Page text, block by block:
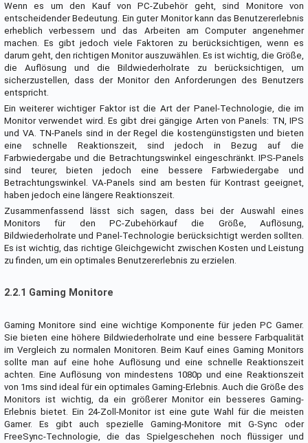
Wenn es um den Kauf von PC-Zubehör geht, sind Monitore von
entscheidender Bedeutung. Ein guter Monitor kann das Benutzererlebnis
erheblich verbessern und das Arbeiten am Computer angenehmer
machen. Es gibt jedoch viele Faktoren zu berücksichtigen, wenn es
darum geht, den richtigen Monitor auszuwählen. Es ist wichtig, die Größe,
die Auflösung und die Bildwiederholrate zu berücksichtigen, um
sicherzustellen, dass der Monitor den Anforderungen des Benutzers
entspricht.
Ein weiterer wichtiger Faktor ist die Art der Panel-Technologie, die im
Monitor verwendet wird. Es gibt drei gängige Arten von Panels: TN, IPS
und VA. TN-Panels sind in der Regel die kostengünstigsten und bieten
eine schnelle Reaktionszeit, sind jedoch in Bezug auf die
Farbwiedergabe und die Betrachtungswinkel eingeschränkt. IPS-Panels
sind teurer, bieten jedoch eine bessere Farbwiedergabe und
Betrachtungswinkel. VA-Panels sind am besten für Kontrast geeignet,
haben jedoch eine längere Reaktionszeit.
Zusammenfassend lässt sich sagen, dass bei der Auswahl eines
Monitors für den PC-Zubehörkauf die Größe, Auflösung,
Bildwiederholrate und Panel-Technologie berücksichtigt werden sollten.
Es ist wichtig, das richtige Gleichgewicht zwischen Kosten und Leistung
zu finden, um ein optimales Benutzererlebnis zu erzielen.
2.2.1 Gaming Monitore
Gaming Monitore sind eine wichtige Komponente für jeden PC Gamer.
Sie bieten eine höhere Bildwiederholrate und eine bessere Farbqualität
im Vergleich zu normalen Monitoren. Beim Kauf eines Gaming Monitors
sollte man auf eine hohe Auflösung und eine schnelle Reaktionszeit
achten. Eine Auflösung von mindestens 1080p und eine Reaktionszeit
von 1ms sind ideal für ein optimales Gaming-Erlebnis. Auch die Größe des
Monitors ist wichtig, da ein größerer Monitor ein besseres Gaming-
Erlebnis bietet. Ein 24-Zoll-Monitor ist eine gute Wahl für die meisten
Gamer. Es gibt auch spezielle Gaming-Monitore mit G-Sync oder
FreeSync-Technologie, die das Spielgeschehen noch flüssiger und